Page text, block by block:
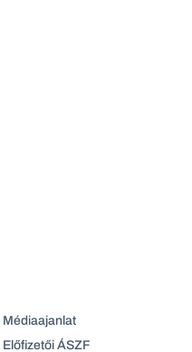
Médiaajanlat
Előfizetői ÁSZF